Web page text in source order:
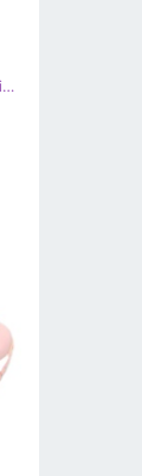
BM Tênis Griner Azul Feminino multicolorido